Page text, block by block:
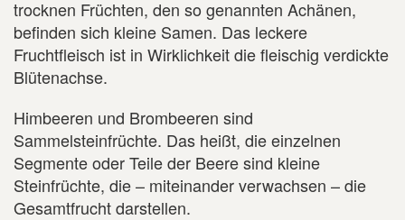
trocknen Früchten, den so genannten Achänen,
befinden sich kleine Samen. Das leckere
Fruchtfleisch ist in Wirklichkeit die fleischig verdickte
Blütenachse.
Himbeeren und Brombeeren sind
Sammelsteinfrüchte. Das heißt, die einzelnen
Segmente oder Teile der Beere sind kleine
Steinfrüchte, die – miteinander verwachsen – die
Gesamtfrucht darstellen.